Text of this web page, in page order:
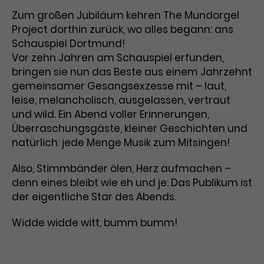
und es wird Zugang zu
geschützten Bereichen gewährt.
Name cookie_optin
Anbieter TYPO3
Laufzeit 1 Monat
Zweck
Enthält die gewählten Tracking-
Optin-Einstellungen.
Laufzeit 2 Jahre
Zweck
Dieses Cookie wird von Google
Analytics installiert. Das Cookie
wird verwendet, um
Besucher*innen-, Sitzungs- und
Kampagnendaten zu berechnen
und die Nutzung der Website für
den Analysebericht der Website zu
verfolgen. Die Cookies speichern
Informationen anonym und weisen
eine zufallsgenerierte Nummer zu,
um Besuche zu erkennen.
Marketing
Diese Gruppe beinhaltet alle Scripte, die es uns
ermöglichen die Leistung unserer
Werbekampagnen zu analysieren und
Conversions zu messen. Außerdem helfen sie
uns dabei Werbeanzeigen und Inhalte besser auf
die Interessen unserer Nutzer abzustimmen.
Name
_gcl_au
Anbieter Google Ads
Laufzeit 3 Monate
Wird von Google verwendet, um
die Effizienz von Werbeanzeigen zu
messen und Conversions zu
nachzuvollziehen, ob Nutzer über
Cookie-Informationen
Zum großen Jubiläum kehren The Mundorgel
Project dorthin zurück, wo alles begann: ans
Schauspiel Dortmund!
Vor zehn Jahren am Schauspiel erfunden,
bringen sie nun das Beste aus einem Jahrzehnt
gemeinsamer Gesangsexzesse mit – laut,
leise, melancholisch, ausgelassen, vertraut
und wild. Ein Abend voller Erinnerungen,
Überraschungsgäste, kleiner Geschichten und
natürlich: jede Menge Musik zum Mitsingen!
Also, Stimmbänder ölen, Herz aufmachen –
denn eines bleibt wie eh und je: Das Publikum ist
der eigentliche Star des Abends.
Widde widde witt, bumm bumm!